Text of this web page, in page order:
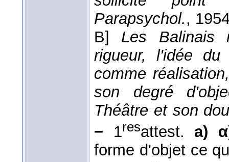
Parapsychol.,
B]
Les Balinais
rigueur,
l'idée du
comme
son degré
Théâtre et son
− 1resattest. a)
forme d'objet ce